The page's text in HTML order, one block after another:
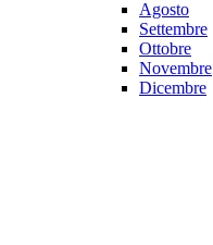
Agosto
Settembre
Ottobre
Novembre
Dicembre